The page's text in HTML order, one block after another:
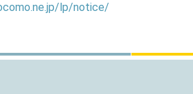
lp/notice/